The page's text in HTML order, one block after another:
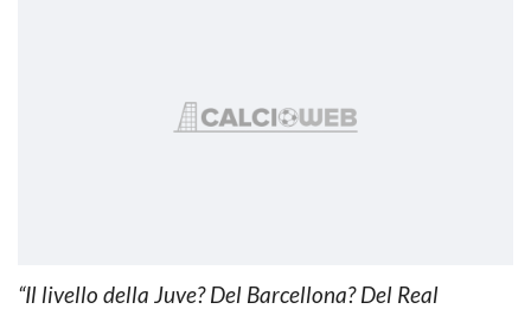
“Il livello della Juve? Del Barcellona? Del Real